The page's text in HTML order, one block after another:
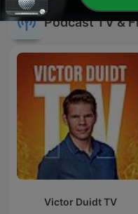
Podcast TV &
Victor Duidt TV